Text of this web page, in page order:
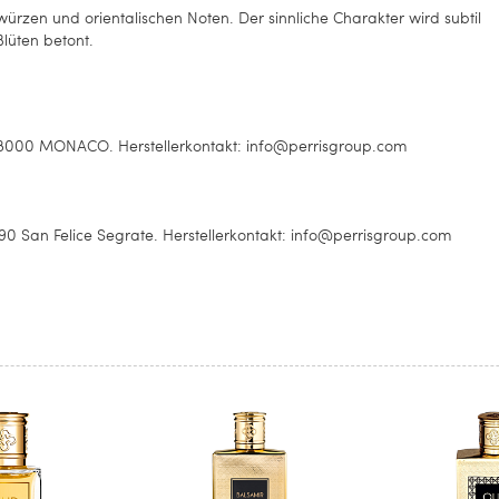
und orientalischen Noten. Der sinnliche Charakter wird subtil
betont.
MONACO. Herstellerkontakt: info@perrisgroup.com
San Felice Segrate. Herstellerkontakt: info@perrisgroup.com